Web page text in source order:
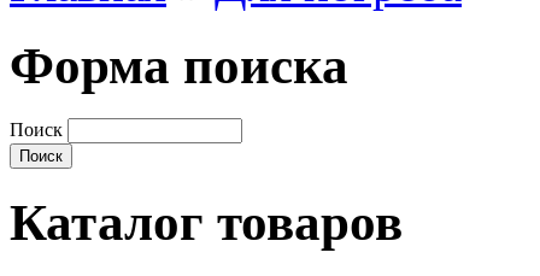
Форма поиска
Поиск
Каталог товаров